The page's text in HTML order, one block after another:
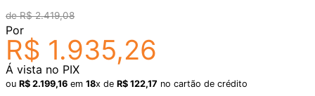
R$ 2.419,08
Por
R$ 1.935,26
Á vista no PIX
ou R$ 2.199,16 em 18x de R$ 122,17 no cartão de crédito